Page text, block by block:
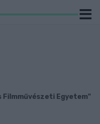
Egyetem"